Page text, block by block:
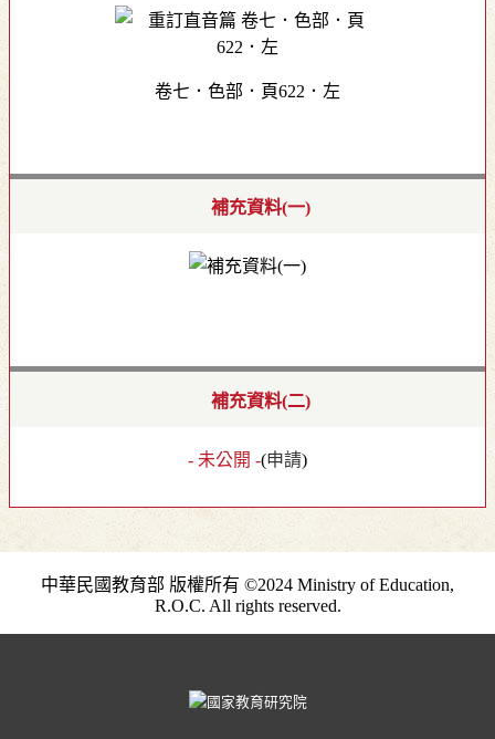
卷七．色部．頁622．左
補充資料(一)
補充資料(二)
- 未公開 -(申請)
中華民國教育部 版權所有 ©2024 Ministry of Education,
R.O.C. All rights reserved.